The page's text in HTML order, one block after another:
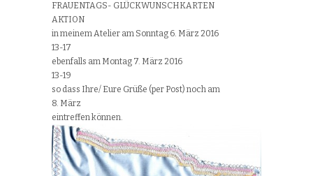
FRAUENTAGS- GLÜCKWUNSCHKARTEN
AKTION
in meinem Atelier am Sonntag 6. März 2016
13-17
ebenfalls am Montag 7. März 2016
13-19
so dass Ihre/ Eure Grüße (per Post) noch am
8. März
eintreffen können.